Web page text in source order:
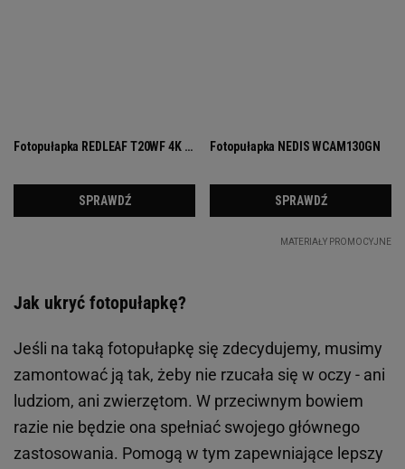
Jak ukryć fotopułapkę?
Jeśli na taką fotopułapkę się zdecydujemy, musimy
zamontować ją tak, żeby nie rzucała się w oczy - ani
ludziom, ani zwierzętom. W przeciwnym bowiem
razie nie będzie ona spełniać swojego głównego
zastosowania. Pomogą w tym zapewniające lepszy